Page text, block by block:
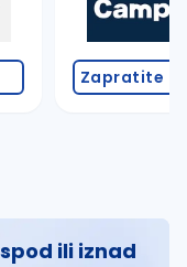
Zapratite
ili iznad